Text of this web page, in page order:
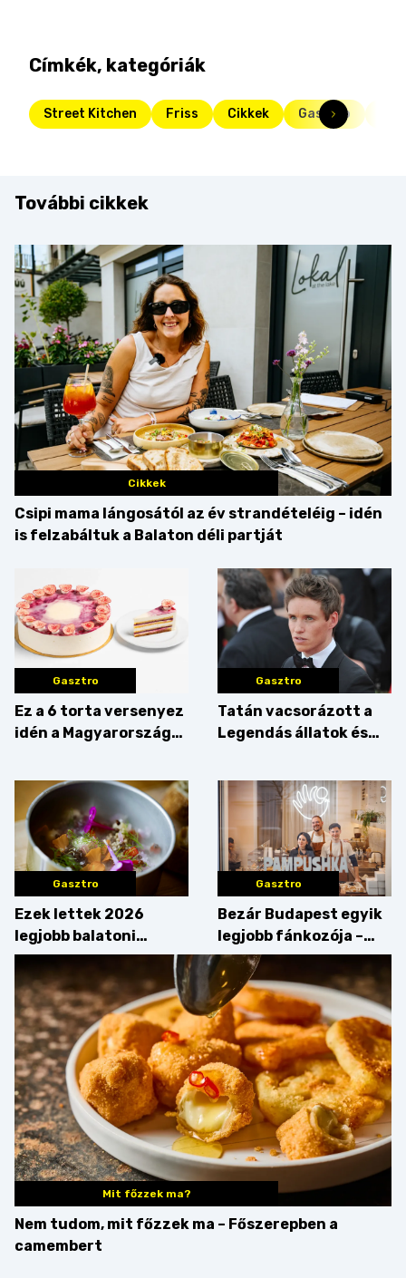
Címkék, kategóriák
Street Kitchen Friss Cikkek Gasztro
További cikkek
Cikkek
Csipi mama lángosától az év strandételéig – idén
is felzabáltuk a Balaton déli partját
Gasztro
Ez a 6 torta versenyez
idén a Magyarország
Gasztro
Tatán vacsorázott a
Legendás állatok és
Gasztro
Ezek lettek 2026
legjobb balatoni
strandételei –
végigkóstoltuk a
győzteseket
Gasztro
Bezár Budapest egyik
legjobb fánkozója –
búcsúzik a Pampushka
Mit főzzek ma?
Nem tudom, mit főzzek ma – Főszerepben a
camembert